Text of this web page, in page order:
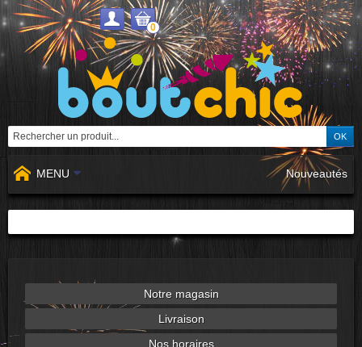
0
MENU Nouveautés
Notre magasin
Livraison
Nos horaires